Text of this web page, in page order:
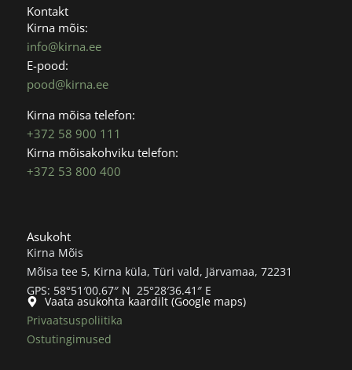
b
o
o
k
a
g
r
a
m
Kontakt
Kirna mõis:
info@kirna.ee
E-pood:
pood@kirna.ee
Kirna mõisa telefon:
+372 58 900 111
Kirna mõisakohviku telefon:
+372 53 800 400
Asukoht
Kirna Mõis
Mõisa tee 5, Kirna küla, Türi vald, Järvamaa, 72231
GPS: 58°51′00.67″ N 25°28′36.41″ E
Vaata asukohta kaardilt (Google maps)
Privaatsuspoliitika
Ostutingimused